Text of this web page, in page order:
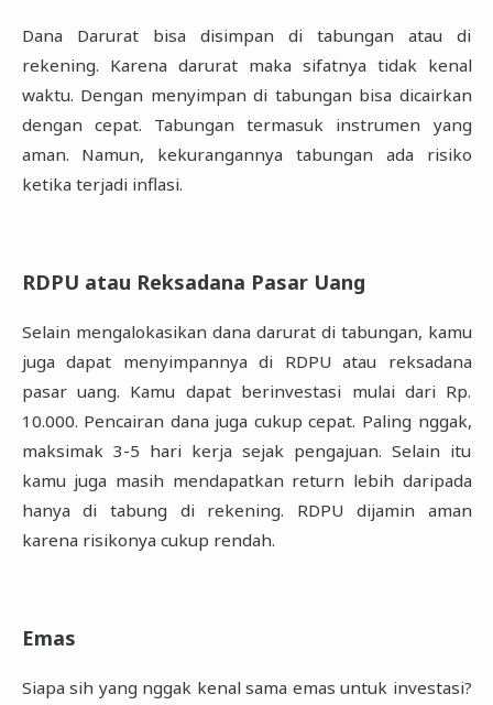
Dana Darurat bisa disimpan di tabungan atau di
rekening. Karena darurat maka sifatnya tidak ‎kenal
waktu. Dengan menyimpan di tabungan bisa dicairkan
dengan cepat. Tabungan ‎termasuk instrumen yang
aman. Namun, kekurangannya tabungan ada risiko
ketika terjadi ‎inflasi.‎
RDPU atau Reksadana Pasar Uang
Selain mengalokasikan dana darurat di tabungan, kamu
juga dapat menyimpannya di RDPU ‎atau reksadana
pasar uang. Kamu dapat berinvestasi mulai dari Rp.
10.000. Pencairan dana ‎juga cukup cepat. Paling nggak,
maksimak 3-5 hari kerja sejak pengajuan. Selain itu
kamu juga ‎masih mendapatkan return lebih daripada
hanya di tabung di rekening. RDPU dijamin aman
‎karena risikonya cukup rendah. ‎
Emas
Siapa sih yang nggak kenal sama emas untuk investasi?